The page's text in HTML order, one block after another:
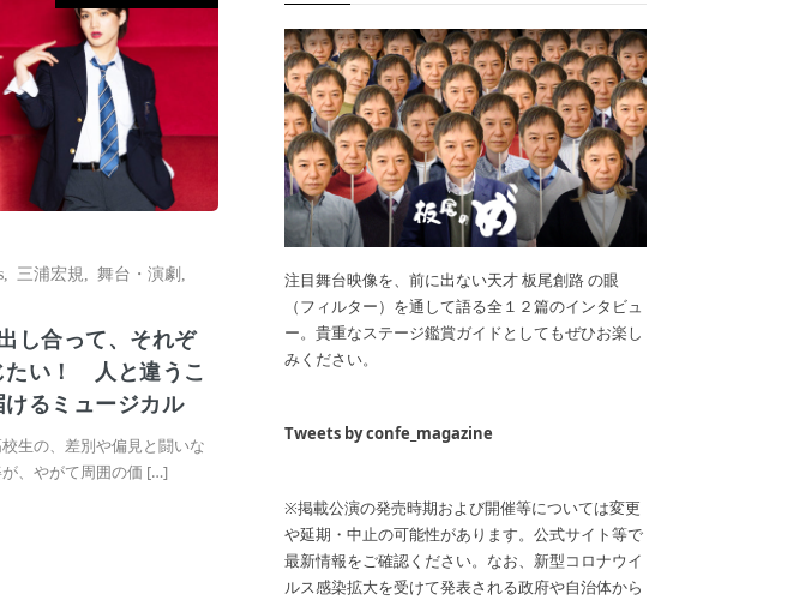
三浦宏規 ,舞台・演劇
し合って、それぞ
たい！ 人と違うこ
るミュージカル
生の、差別や偏見と闘いな
、やがて周囲の価 […]
注目舞台映像を、前に出ない天才 板尾創路 の眼
（フィルター）を通して語る全１２篇のインタビュ
ー。貴重なステージ鑑賞ガイドとしてもぜひお楽し
みください。
Tweets by confe_magazine
※掲載公演の発売時期および開催等については変更
や延期・中止の可能性があります。公式サイト等で
最新情報をご確認ください。なお、新型コロナウイ
ルス感染拡大を受けて発表される政府や自治体から